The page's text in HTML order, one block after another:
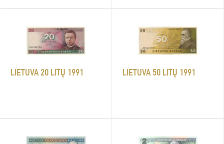
LIETUVA 20 LITŲ 1991 LIETUVA 50 LITŲ 1991